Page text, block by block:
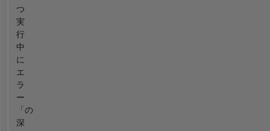
つ
実
行
中
に
エ
ラ
ー
「の
深